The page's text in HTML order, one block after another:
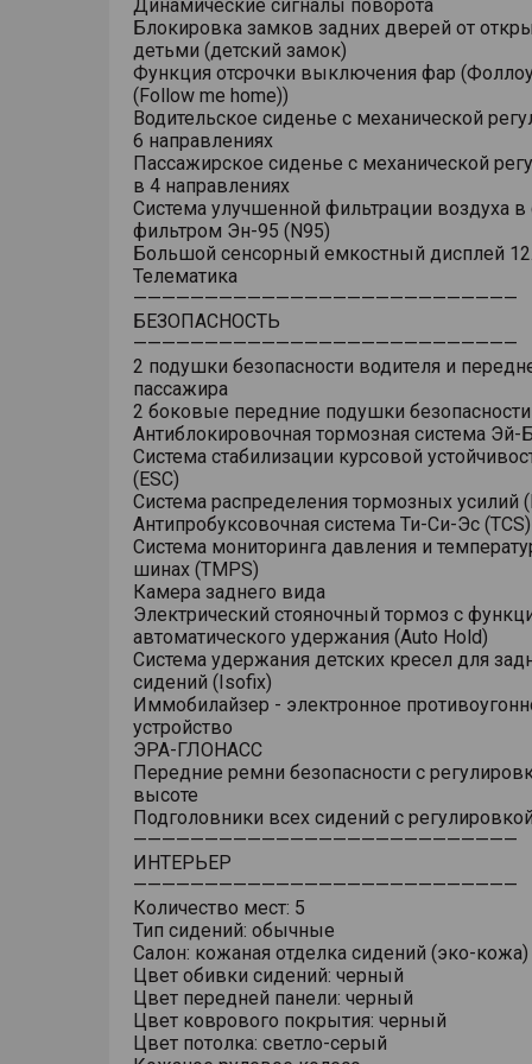
Динамические сигналы поворота
Блокировка замков задних дверей от
детьми (детский замок)
Функция отсрочки выключения фар
(Follow me home))
Водительское сиденье с механической
6 направлениях
Пассажирское сиденье с механической
в 4 направлениях
Система улучшенной фильтрации воздуха в
фильтром Эн-95 (N95)
Большой сенсорный емкостный дисплей
Телематика
———————————————————————————
БЕЗОПАСНОСТЬ
———————————————————————————
2 подушки безопасности водителя и
пассажира
2 боковые передние подушки безопасности
Антиблокировочная тормозная система Эй-
Система стабилизации курсовой
(ESC)
Система распределения тормозных усилий
Антипробуксовочная система Ти-Си-Эс (TCS)
Система мониторинга давления и
шинах (TMPS)
Камера заднего вида
Электрический стояночный тормоз с
автоматического удержания (Auto Hold)
Система удержания детских кресел для
сидений (Isofix)
Иммобилайзер - электронное
устройство
ЭРА-ГЛОНАСС
Передние ремни безопасности с
высоте
Подголовники всех сидений с
———————————————————————————
ИНТЕРЬЕР
———————————————————————————
Количество мест: 5
Тип сидений: обычные
Салон: кожаная отделка сидений (эко-кожа)
Цвет обивки сидений: черный
Цвет передней панели: черный
Цвет коврового покрытия: черный
Цвет потолка: светло-серый